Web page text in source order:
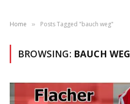
Home » Posts Tagged "bauch weg"
BROWSING: BAUCH WEG